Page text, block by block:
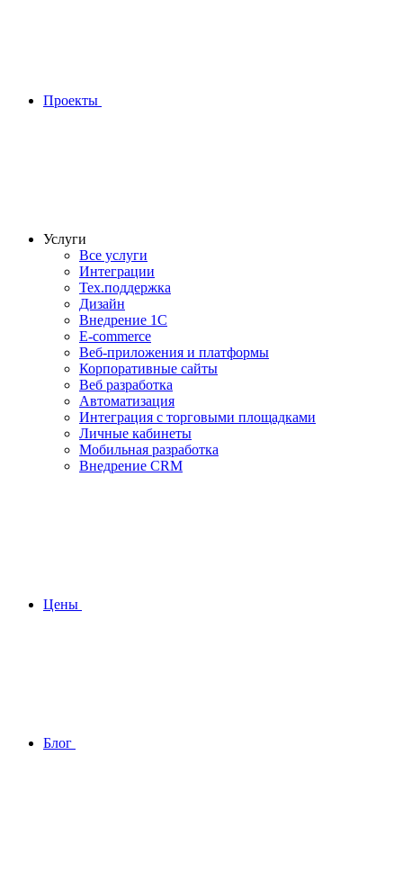
Проекты
Услуги
Все услуги
Интеграции
Тех.поддержка
Дизайн
Внедрение 1С
E-commerce
Веб-приложения и платформы
Корпоративные сайты
Веб разработка
Автоматизация
Интеграция с торговыми площадками
Личные кабинеты
Мобильная разработка
Внедрение CRM
Цены
Блог